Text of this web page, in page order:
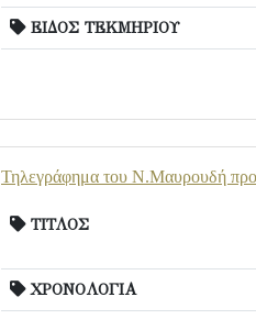
ΕΙΔΟΣ ΤΕΚΜΗΡΙΟΥ
Τηλεγράφημα του Ν.Μαυρουδή
ΤΙΤΛΟΣ
ΧΡΟΝΟΛΟΓΙΑ